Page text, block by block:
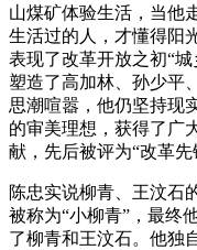
山煤矿体验生活，当他
生活过的人，才懂得阳
表现了改革开放之初“
塑造了高加林、孙少平
思潮喧嚣，他仍坚持现
的审美理想，获得了广
献，先后被评为“改革先
陈忠实说柳青、王汶石
被称为“小柳青”，最终
了柳青和王汶石。他独